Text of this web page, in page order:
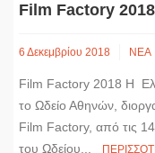
Film Factory
6 Δεκεμβρίου 2018 ΝΕΑ
Film Factory 2018 H
το Ωδείο Αθηνών,
Film Factory, από τις
του Ωδείου...